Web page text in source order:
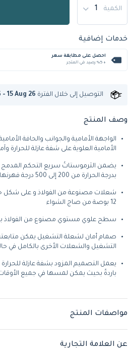
الكمية
خدمات إضافية
احصل على مطابقة سعر
+ %5 رصيد في المتجر
التوصيل إلى خلال الفترة - 15 Aug 26
وصف المنتج
الواجهة الأمامية والجوانب والحافة
الأمامية العلوية على شفة عازلة للحرارة
يضمن الثرموستاتُ سريع التحكم المدمج
بدرجة الحرارة من 200 إلى 500 درجة فهرنهايت
12 بوصة من صاج الشواء
سطح علوي مستوي مصنوع من الفولاذ بسمك 1 بوصة
صمام أمان لشعلة التشغيل يمكن
التشغيل والشعلات الأخرى بالكامل في
يعمل التصميم المزود بشفة عازلة
باردةً بحيث يمكن لمسها في جميع
مواصفات المنتج
عن العلامة التجارية